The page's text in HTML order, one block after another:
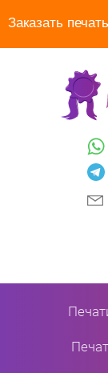
Заказать